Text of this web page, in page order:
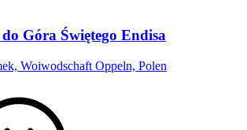
Góra Świętego Endisa
Woiwodschaft Oppeln, Polen